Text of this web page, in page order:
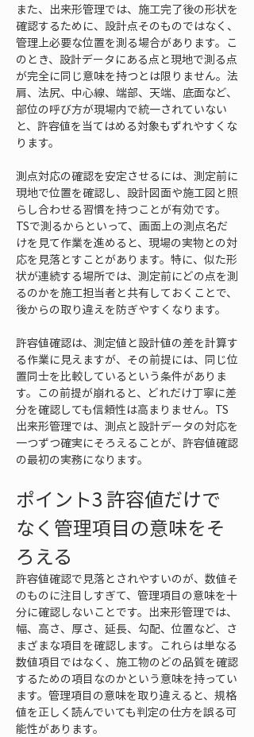
また、出来形管理では、施工完了後の形状を
確認するために、設計点そのものではなく、
管理上必要な位置を測る場合があります。こ
のとき、設計データにある点と現地で測る点
が完全に同じ意味を持つとは限りません。法
肩、法尻、中心線、端部、天端、底面など、
部位の呼び方が現場内で統一されていない
と、許容値を当てはめる対象もずれやすくな
ります。
測点対応の確認を安定させるには、測定前に
現地で位置を確認し、設計図面や施工図と照
らし合わせる習慣を持つことが有効です。
TSで測るからといって、画面上の測点名だ
けを見て作業を進めると、現場の実物との対
応を見落とすことがあります。特に、似た形
状が連続する場所では、測定前にどの点を測
るのかを施工担当者と共有しておくことで、
後からの取り違えを防ぎやすくなります。
許容値確認は、測定値と設計値の差を計算す
る作業に見えますが、その前提には、同じ位
置同士を比較しているという条件がありま
す。この前提が崩れると、どれだけ丁寧に差
分を確認しても信頼性は高まりません。TS
出来形管理では、測点と設計データの対応を
一つずつ確実にそろえることが、許容値確認
の最初の実務になります。
ポイント3 許容値だけで
なく管理項目の意味をそ
ろえる
許容値確認で見落とされやすいのが、数値そ
のものに注目しすぎて、管理項目の意味を十
分に確認しないことです。出来形管理では、
幅、高さ、厚さ、延長、勾配、位置など、さ
まざまな項目を確認します。これらは単なる
数値項目ではなく、施工物のどの品質を確認
するための項目なのかという意味を持ってい
ます。管理項目の意味を取り違えると、規格
値を正しく読んでいても判定の仕方を誤る可
能性があります。